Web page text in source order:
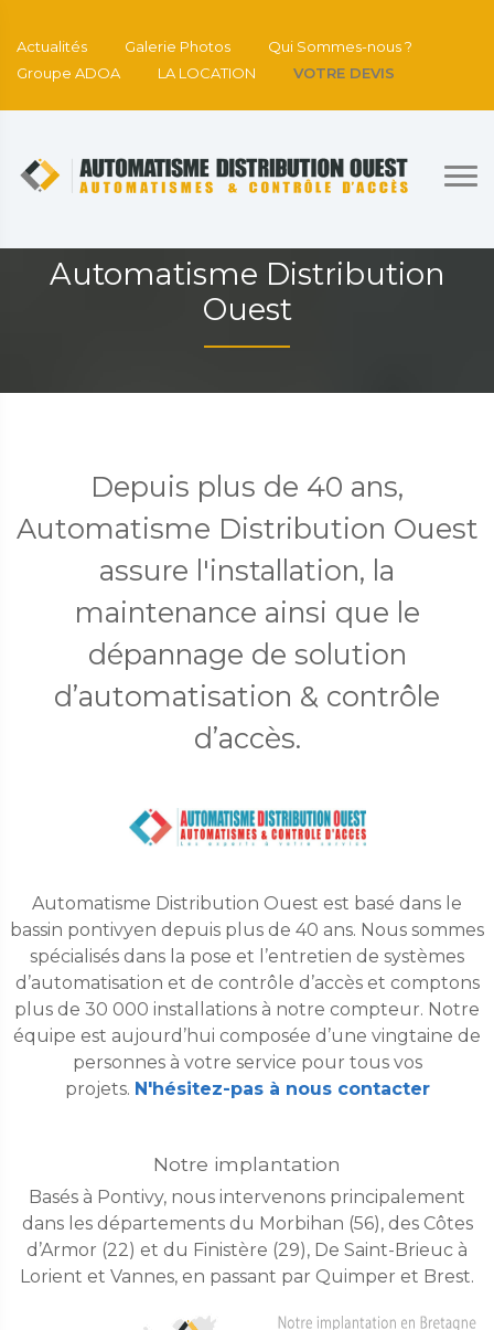
Actualités Galerie Photos
Qui Sommes-nous ?
Groupe ADOA
LA LOCATION VOTRE DEVIS
Automatisme Distribution
Ouest
Depuis plus de 40 ans,
Automatisme Distribution Ouest
assure l'installation, la
maintenance ainsi que le
dépannage de solution
d’automatisation & contrôle
d’accès.
Automatisme Distribution Ouest est basé dans le
bassin pontivyen depuis plus de 40 ans. Nous sommes
spécialisés dans la pose et l’entretien de systèmes
d’automatisation et de contrôle d’accès et comptons
plus de 30 000 installations à notre compteur. Notre
équipe est aujourd’hui composée d’une vingtaine de
personnes à votre service pour tous vos
projets. N'hésitez-pas à nous contacter
Notre implantation
Basés à Pontivy, nous intervenons principalement
dans les départements du Morbihan (56), des Côtes
d’Armor (22) et du Finistère (29), De Saint-Brieuc à
Lorient et Vannes, en passant par Quimper et Brest.